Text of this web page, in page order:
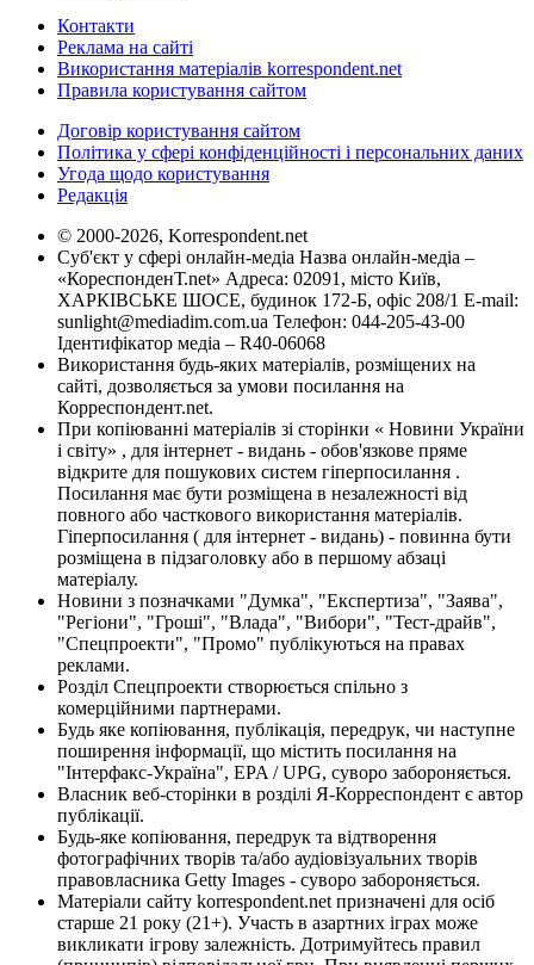
Контакти
Реклама на сайті
Використання матеріалів korrespondent.net
Правила користування сайтом
Договір користування сайтом
Політика у сфері конфіденційності і персональних даних
Угода щодо користування
Редакція
© 2000-2026, Korrespondent.net
Суб'єкт у сфері онлайн-медіа Назва онлайн-медіа –
«КореспонденТ.net» Адреса: 02091, місто Київ,
ХАРКІВСЬКЕ ШОСЕ, будинок 172-Б, офіс 208/1 E-mail:
sunlight@mediadim.com.ua Телефон: 044-205-43-00
Ідентифікатор медіа – R40-06068
Використання будь-яких матеріалів, розміщених на
сайті, дозволяється за умови посилання на
Корреспондент.net.
При копіюванні матеріалів зі сторінки « Новини України
і світу» , для інтернет - видань - обов'язкове пряме
відкрите для пошукових систем гіперпосилання .
Посилання має бути розміщена в незалежності від
повного або часткового використання матеріалів.
Гіперпосилання ( для інтернет - видань) - повинна бути
розміщена в підзаголовку або в першому абзаці
матеріалу.
Новини з позначками "Думка", "Експертиза", "Заява",
"Регіони", "Гроші", "Влада", "Вибори", "Тест-драйв",
"Спецпроекти", "Промо" публікуються на правах
реклами.
Розділ Спецпроекти створюється спільно з
комерційними партнерами.
Будь яке копіювання, публікація, передрук, чи наступне
поширення інформації, що містить посилання на
"Інтерфакс-Україна", EPA / UPG, суворо забороняється.
Власник веб-сторінки в розділі Я-Корреспондент є автор
публікації.
Будь-яке копіювання, передрук та відтворення
фотографічних творів та/або аудіовізуальних творів
правовласника Getty Images - суворо забороняється.
Матеріали сайту korrespondent.net призначені для осіб
старше 21 року (21+). Участь в азартних іграх може
викликати ігрову залежність. Дотримуйтесь правил